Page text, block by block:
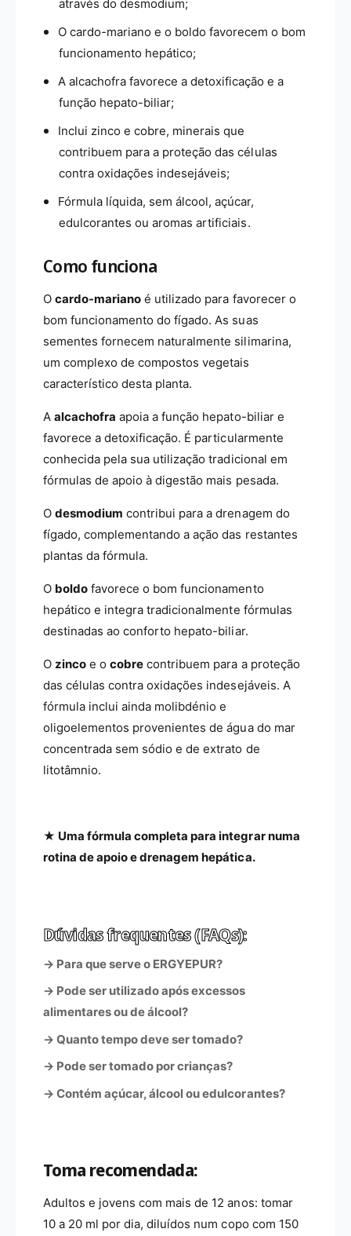
através do desmodium;
O cardo-mariano e o boldo favorecem o bom
funcionamento hepático;
A alcachofra favorece a detoxificação e a
função hepato-biliar;
Inclui zinco e cobre, minerais que
contribuem para a proteção das células
contra oxidações indesejáveis;
Fórmula líquida, sem álcool, açúcar,
edulcorantes ou aromas artificiais.
Como funciona
Ocardo-mariano é utilizado para favorecer o
bom funcionamento do fígado. As suas
sementes fornecem naturalmente silimarina,
um complexo de compostos vegetais
característico desta planta.
Aalcachofra apoia a função hepato-biliar e
favorece a detoxificação. É particularmente
conhecida pela sua utilização tradicional em
fórmulas de apoio à digestão mais pesada.
Odesmodium contribui para a drenagem do
fígado, complementando a ação das restantes
plantas da fórmula.
O boldo favorece o bom funcionamento
hepático e integra tradicionalmente fórmulas
destinadas ao conforto hepato-biliar.
Ozinco e ocobre contribuem para a proteção
das células contra oxidações indesejáveis. A
fórmula inclui ainda molibdénio e
oligoelementos provenientes de água do mar
concentrada sem sódio e de extrato de
litotâmnio.
★ Uma fórmula completa para integrar numa
rotina de apoio e drenagem hepática.
Dúvidas frequentes (FAQs):
→ Para que serve o ERGYEPUR?
→ Pode ser utilizado após excessos
alimentares ou de álcool?
→ Quanto tempo deve ser tomado?
→ Pode ser tomado por crianças?
→ Contém açúcar, álcool ou edulcorantes?
Toma recomendada:
Adultos e jovens com mais de 12 anos: tomar
10 a 20 ml por dia, diluídos num copo com 150